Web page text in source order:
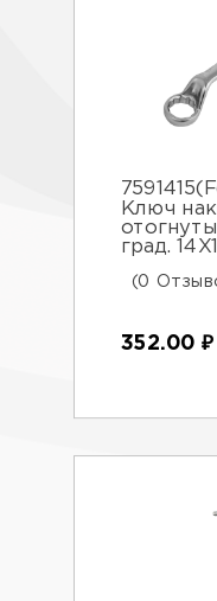
Ключ
град.
(0
352.00 ₽